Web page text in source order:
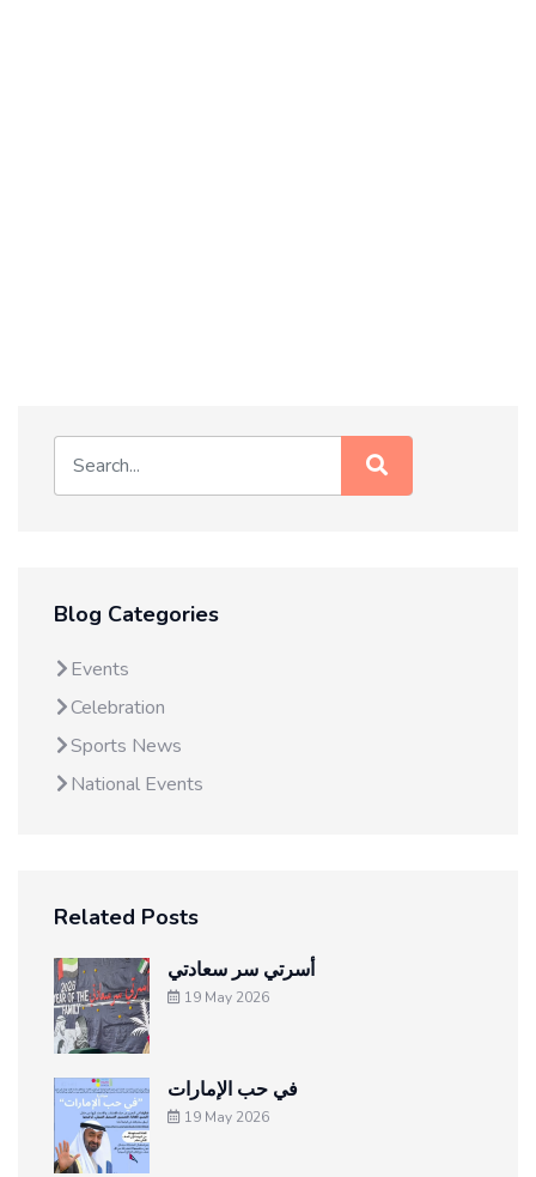
Blog Categories
Events
Celebration
Sports News
National Events
Related Posts
أسرتي سر سعادتي
19 May 2026
في حب الإمارات
19 May 2026